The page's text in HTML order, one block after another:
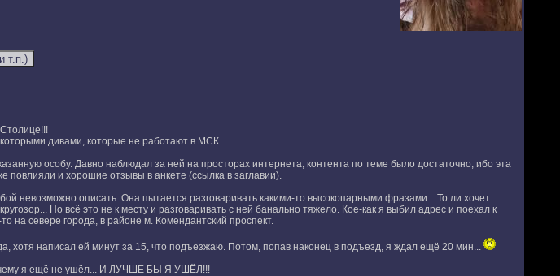
дивами, которые не работают в МСК.
особу. Давно наблюдал за ней на просторах интернета, контента по теме было достаточно, ибо эта
и хорошие отзывы в анкете (ссылка в заглавии).
невозможно описать. Она пытается разговаривать какими-то высокопарными фразами... То ли хочет
Но всё это не к месту и разговаривать с ней банально тяжело. Кое-как я выбил адрес и поехал к
на севере города, в районе м. Комендантский проспект.
хотя написал ей минут за 15, что подъезжаю. Потом, попав наконец в подъезд, я ждал ещё 20 мин...
я ещё не ушёл... И ЛУЧШЕ БЫ Я УШЁЛ!!!